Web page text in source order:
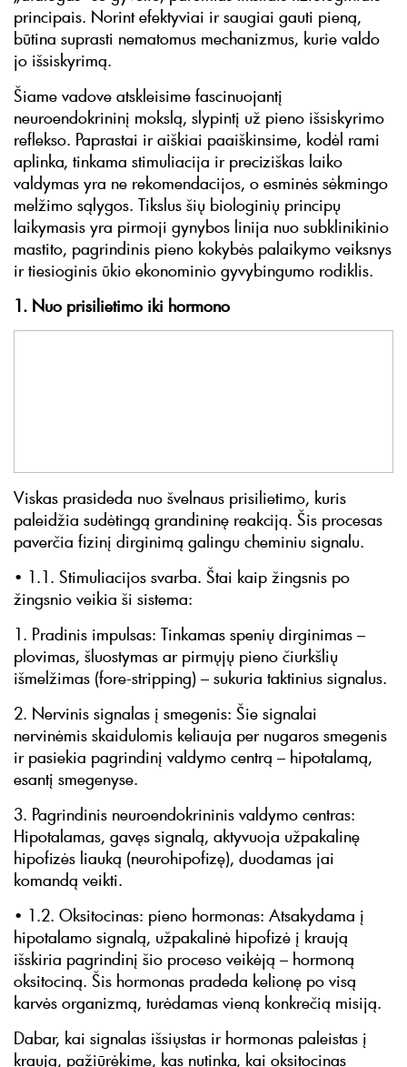
principais. Norint efektyviai ir saugiai gauti pieną,
būtina suprasti nematomus mechanizmus, kurie valdo
jo išsiskyrimą.
Šiame vadove atskleisime fascinuojantį
neuroendokrininį mokslą, slypintį už pieno išsiskyrimo
reflekso. Paprastai ir aiškiai paaiškinsime, kodėl rami
aplinka, tinkama stimuliacija ir preciziškas laiko
valdymas yra ne rekomendacijos, o esminės sėkmingo
melžimo sąlygos. Tikslus šių biologinių principų
laikymasis yra pirmoji gynybos linija nuo subklinikinio
mastito, pagrindinis pieno kokybės palaikymo veiksnys
ir tiesioginis ūkio ekonominio gyvybingumo rodiklis.
1. Nuo prisilietimo iki hormono
Viskas prasideda nuo švelnaus prisilietimo, kuris
paleidžia sudėtingą grandininę reakciją. Šis procesas
paverčia fizinį dirginimą galingu cheminiu signalu.
• 1.1. Stimuliacijos svarba. Štai kaip žingsnis po
žingsnio veikia ši sistema:
1. Pradinis impulsas: Tinkamas spenių dirginimas –
plovimas, šluostymas ar pirmųjų pieno čiurkšlių
išmelžimas (fore-stripping) – sukuria taktinius signalus.
2. Nervinis signalas į smegenis: Šie signalai
nervinėmis skaidulomis keliauja per nugaros smegenis
ir pasiekia pagrindinį valdymo centrą – hipotalamą,
esantį smegenyse.
3. Pagrindinis neuroendokrininis valdymo centras:
Hipotalamas, gavęs signalą, aktyvuoja užpakalinę
hipofizės liauką (neurohipofizę), duodamas jai
komandą veikti.
• 1.2. Oksitocinas: pieno hormonas: Atsakydama į
hipotalamo signalą, užpakalinė hipofizė į kraują
išskiria pagrindinį šio proceso veikėją – hormoną
oksitociną. Šis hormonas pradeda kelionę po visą
karvės organizmą, turėdamas vieną konkrečią misiją.
Dabar, kai signalas išsiųstas ir hormonas paleistas į
kraują, pažiūrėkime, kas nutinka, kai oksitocinas